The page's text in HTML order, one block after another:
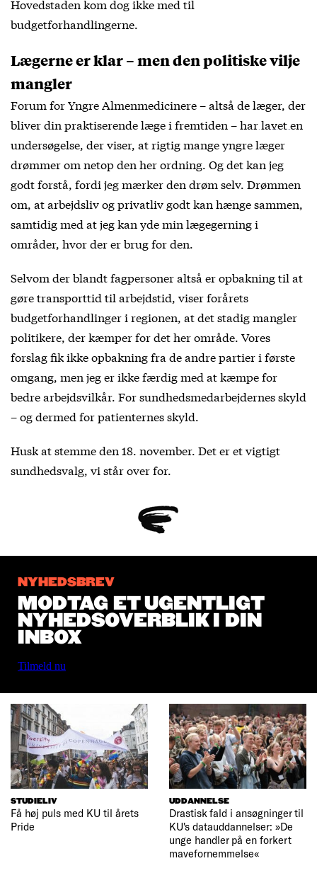
Hovedstaden kom dog ikke med til
budgetforhandlingerne.
Lægerne er klar – men den politiske vilje
mangler
Forum for Yngre Almenmedicinere – altså de læger, der
bliver din praktiserende læge i fremtiden –har lavet en
undersøgelse , der viser, at rigtig mange yngre læger
drømmer om netop den her ordning. Og det kan jeg
godt forstå, fordi jeg mærker den drøm selv. Drømmen
om, at arbejdsliv og privatliv godt kan hænge sammen,
samtidig med at jeg kan yde min lægegerning i
områder, hvor der er brug for den.
Selvom der blandt fagpersoner altså er opbakning til at
gøre transporttid til arbejdstid, viser forårets
budgetforhandlinger i regionen, at det stadig mangler
politikere, der kæmper for det her område. Vores
forslag fik ikke opbakning fra de andre partier i første
omgang, men jeg er ikke færdig med at kæmpe for
bedre arbejdsvilkår. For sundhedsmedarbejdernes skyld
– og dermed for patienternes skyld.
Husk at stemme den 18. november. Det er et vigtigt
sundhedsvalg, vi står over for.
NYHEDSBREV
MODTAG ET UGENTLIGT
NYHEDSOVERBLIK I DIN
INBOX
Tilmeld nu
STUDIELIV
Få høj puls med KU til årets
Pride
UDDANNELSE
Drastisk fald i ansøgninger til
KU's datauddannelser: »De
unge handler på en forkert
mavefornemmelse«